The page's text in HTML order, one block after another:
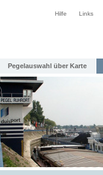
Hilfe Links
Pegelauswahl über Karte